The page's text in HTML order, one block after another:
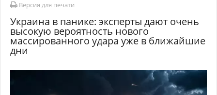
Версия для печати
Украина в панике: эксперты дают очень
высокую вероятность нового
массированного удара уже в ближайшие
дни